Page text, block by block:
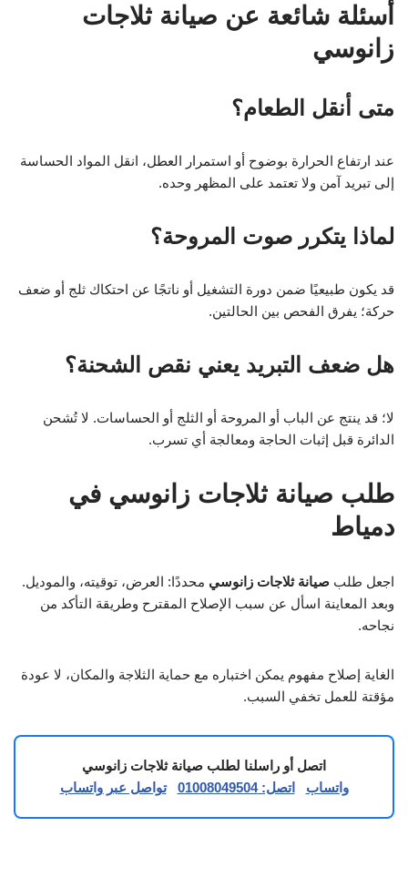
أسئلة شائعة عن صيانة ثلاجات
زانوسي
متى أنقل الطعام؟
عند ارتفاع الحرارة بوضوح أو استمرار العطل، انقل المواد الحساسة
إلى تبريد آمن ولا تعتمد على المظهر وحده.
لماذا يتكرر صوت المروحة؟
قد يكون طبيعيًا ضمن دورة التشغيل أو ناتجًا عن احتكاك ثلج أو ضعف
حركة؛ يفرق الفحص بين الحالتين.
هل ضعف التبريد يعني نقص الشحنة؟
لا؛ قد ينتج عن الباب أو المروحة أو الثلج أو الحساسات. لا تُشحن
الدائرة قبل إثبات الحاجة ومعالجة أي تسرب.
طلب صيانة ثلاجات زانوسي في
دمياط
اجعل طلب صيانة ثلاجات زانوسي محددًا: العرض، توقيته، والموديل.
وبعد المعاينة اسأل عن سبب الإصلاح المقترح وطريقة التأكد من
نجاحه.
الغاية إصلاح مفهوم يمكن اختباره مع حماية الثلاجة والمكان، لا عودة
مؤقتة للعمل تخفي السبب.
اتصل أو راسلنا لطلب صيانة ثلاجات زانوسي
واتساب
اتصل: 01008049504 تواصل عبر واتساب